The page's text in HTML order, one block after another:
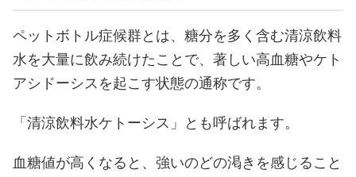
ペットボトル症候群とは、糖分を多く含む清涼飲料
水を大量に飲み続けたことで、著しい高血糖やケト
アシドーシスを起こす状態の通称です。
「清涼飲料水ケトーシス」とも呼ばれます。
血糖値が高くなると、強いのどの渇きを感じること